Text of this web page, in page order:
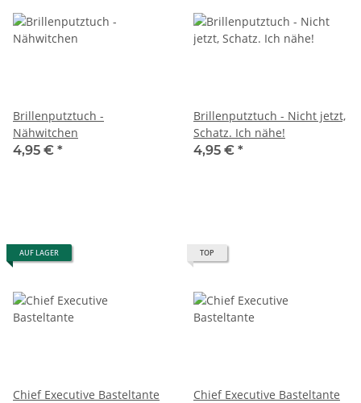
Brillenputztuch -
Nähwitchen
4,95 € *
Brillenputztuch - Nicht jetzt,
Schatz. Ich nähe!
4,95 € *
AUF LAGER
Chief Executive Basteltante
TOP
Chief Executive Basteltante